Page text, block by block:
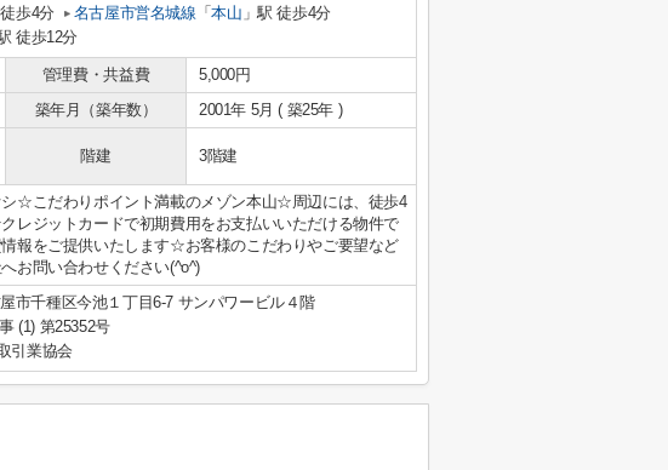
歩4分 名古屋市営名城線 「本山 」駅 徒歩4分
徒歩12分
管理費・共益費
5,000円
築年月（築年数） 2001年 5月 ( 築25年 )
階建 3階建
シ☆こだわりポイント満載のメゾン本山☆周辺には、徒歩4
レジットカードで初期費用をお支払いいただける物件で
報をご提供いたします☆お客様のこだわりやご要望など
お問い合わせください(^o^)
市千種区今池１丁目6-7 サンパワービル４階
(1) 第25352号
引業協会